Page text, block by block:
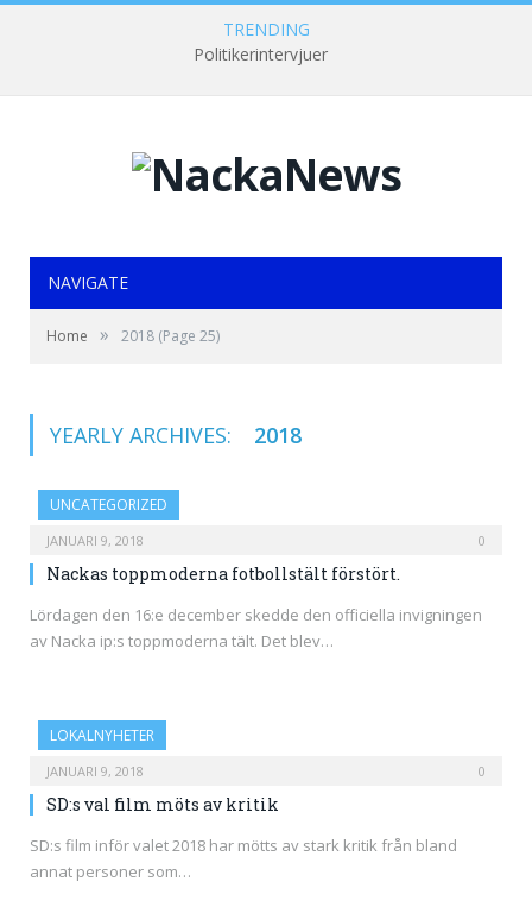
TRENDING
Politikerintervjuer
NAVIGATE
Home » 2018 (Page 25)
YEARLY ARCHIVES: 2018
UNCATEGORIZED
JANUARI 9, 2018 0
Nackas toppmoderna fotbollstält förstört.
Lördagen den 16:e december skedde den officiella invigningen
av Nacka ip:s toppmoderna tält. Det blev…
LOKALNYHETER
JANUARI 9, 2018 0
SD:s val film möts av kritik
SD:s film inför valet 2018 har mötts av stark kritik från bland
annat personer som…